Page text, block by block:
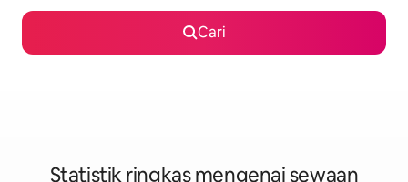
Cari
Statistik ringkas mengenai sewaan